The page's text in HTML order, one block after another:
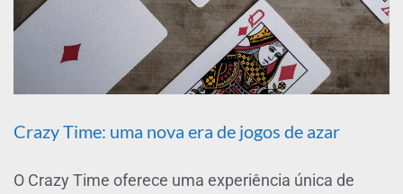
Crazy Time: uma nova era de jogos de azar
O Crazy Time oferece uma experiência única de